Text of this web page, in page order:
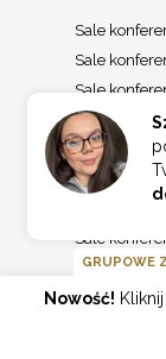
Sale
Sale
Sale
Sale
Sale
Sale
Sale
Sale
Sale
Sale
GRUPOWE
Nowość!